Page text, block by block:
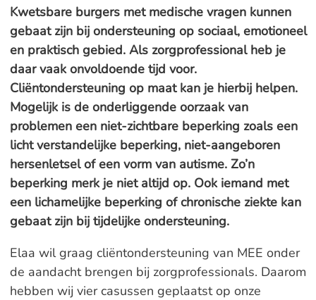
Kwetsbare burgers met medische vragen kunnen
gebaat zijn bij ondersteuning op sociaal, emotioneel
en praktisch gebied. Als zorgprofessional heb je
daar vaak onvoldoende tijd voor.
Cliëntondersteuning op maat kan je hierbij helpen.
Mogelijk is de onderliggende oorzaak van
problemen een niet-zichtbare beperking zoals een
licht verstandelijke beperking, niet-aangeboren
hersenletsel of een vorm van autisme. Zo’n
beperking merk je niet altijd op. Ook iemand met
een lichamelijke beperking of chronische ziekte kan
gebaat zijn bij tijdelijke ondersteuning.
Elaa wil graag cliëntondersteuning van MEE onder
de aandacht brengen bij zorgprofessionals. Daarom
hebben wij vier casussen geplaatst op onze